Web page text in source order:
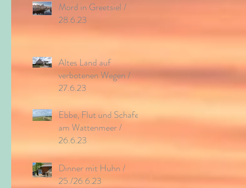
Mord in Greetsiel /
28.6.23
Altes Land auf
verbotenen Wegen /
27.6.23
Ebbe, Flut und Schafe
am Wattenmeer /
26.6.23
Dinner mit Huhn /
25./26.6.23